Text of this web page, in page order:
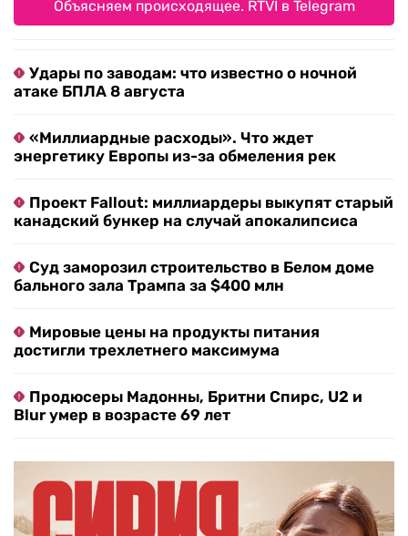
Объясняем происходящее. RTVI в Telegram
Удары по заводам: что известно о ночной
атаке БПЛА 8 августа
«Миллиардные расходы». Что ждет
энергетику Европы из-за обмеления рек
Проект Fallout: миллиардеры выкупят старый
канадский бункер на случай апокалипсиса
Суд заморозил строительство в Белом доме
бального зала Трампа за $400 млн
Мировые цены на продукты питания
достигли трехлетнего максимума
Продюсеры Мадонны, Бритни Спирс, U2 и
Blur умер в возрасте 69 лет